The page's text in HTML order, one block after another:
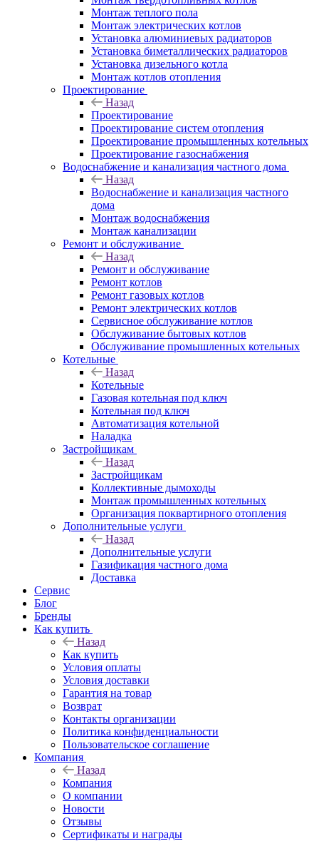
Монтаж теплого пола
Монтаж электрических котлов
Установка алюминиевых радиаторов
Установка биметаллических радиаторов
Установка дизельного котла
Монтаж котлов отопления
Проектирование
Назад
Проектирование
Проектирование систем отопления
Проектирование промышленных котельных
Проектирование газоснабжения
Водоснабжение и канализация частного дома
Назад
Водоснабжение и канализация частного
дома
Монтаж водоснабжения
Монтаж канализации
Ремонт и обслуживание
Назад
Ремонт и обслуживание
Ремонт котлов
Ремонт газовых котлов
Ремонт электрических котлов
Сервисное обслуживание котлов
Обслуживание бытовых котлов
Обслуживание промышленных котельных
Котельные
Назад
Котельные
Газовая котельная под ключ
Котельная под ключ
Автоматизация котельной
Наладка
Застройщикам
Назад
Застройщикам
Коллективные дымоходы
Монтаж промышленных котельных
Организация поквартирного отопления
Дополнительные услуги
Назад
Дополнительные услуги
Газификация частного дома
Доставка
Сервис
Блог
Бренды
Как купить
Назад
Как купить
Условия оплаты
Условия доставки
Гарантия на товар
Возврат
Контакты организации
Политика конфиденциальности
Пользовательское соглашение
Компания
Назад
Компания
О компании
Новости
Отзывы
Сертификаты и награды